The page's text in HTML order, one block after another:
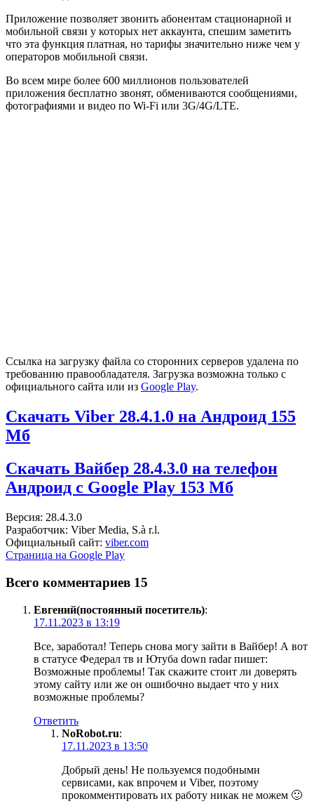
Приложение позволяет звонить абонентам стационарной и
мобильной связи у которых нет аккаунта, спешим заметить
что эта функция платная, но тарифы значительно ниже чем у
операторов мобильной связи.
Во всем мире более 600 миллионов пользователей
приложения бесплатно звонят, обмениваются сообщениями,
фотографиями и видео по Wi-Fi или 3G/4G/LTE.
Ссылка на загрузку файла со сторонних серверов удалена по
требованию правообладателя. Загрузка возможна только с
официального сайта или из Google Play.
Скачать Viber 28.4.1.0 на Андроид 155
Мб
Скачать Вайбер 28.4.3.0 на телефон
Андроид c Google Play 153 Мб
Версия: 28.4.3.0
Разработчик: Viber Media, S.à r.l.
Официальный сайт: viber.com
Страница на Google Play
Всего комментариев 15
Евгений(постоянный посетитель):
17.11.2023 в 13:19
Все, заработал! Теперь снова могу зайти в Вайбер! А вот
в статусе Федерал тв и Ютуба down radar пишет:
Возможные проблемы! Так скажите стоит ли доверять
этому сайту или же он ошибочно выдает что у них
возможные проблемы?
Ответить
NoRobot.ru:
17.11.2023 в 13:50
Добрый день! Не пользуемся подобными
сервисами, как впрочем и Viber, поэтому
прокомментировать их работу никак не можем 🙂